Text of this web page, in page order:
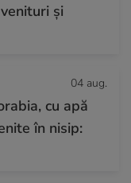
și
04 aug.
cu apă
în nisip: